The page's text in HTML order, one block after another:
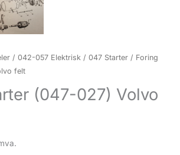
/ 042-057 Elektrisk / 047 Starter / Foring
felt
(047-027) Volvo